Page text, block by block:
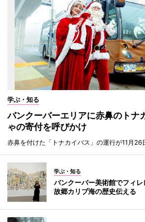
学ぶ・知る
バンクーバーエリアに赤鼻のト
ゃの寄付を呼びかけ
赤鼻を付けた「トナカイバス」の運行が11月26
学ぶ・知る
バンクーバー美術館でフィ
故郷カリブ海の歴史伝える